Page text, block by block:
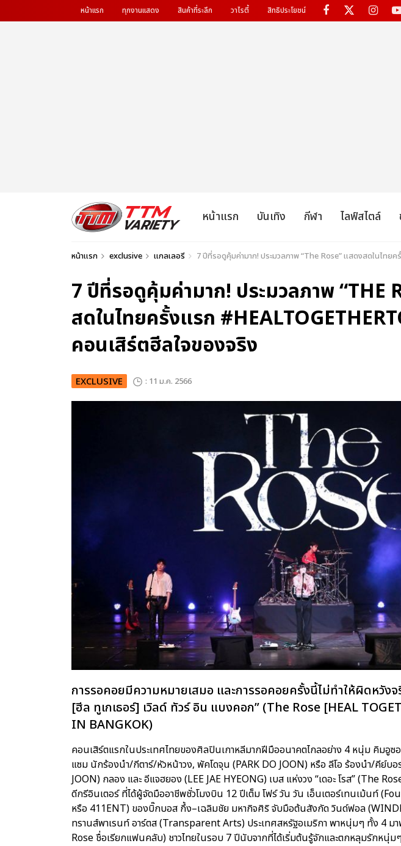
หน้าแรก ทุกงานแสดง สินค้าที่ระลึก วาไรตี้ สิทธิประโยชน์
หน้าแรก บันเทิง กีฬา ไลฟ์สไตล์
หน้าแรก exclusive แกลเลอรี 7 ปีที่รอดูคุ้มค่ามาก! ประมวลภาพ “The Rose” แสดงสดในไท
7 ปีที่รอดูคุ้มค่ามาก! ประมวลภาพ “THE
สดในไทยครั้งแรก
คอนเสิร์ตฮีลใจของจริง
EXCLUSIVE : 11 ม.ค. 2566
การรอคอยมีความหมายเสมอ และการรอคอยครั้งนี้ไม่ทำให้ผิดหวังจ
[ฮีล ทูเกเธอร์] เวิลด์ ทัวร์ อิน แบงคอก” (The Rose [HEAL
IN BANGKOK)
คอนเสิร์ตแรกในประเทศไทยของศิลปินเกาหลีมากฝีมืออนาคตไกลอย่าง 4 หนุ่ม คิมอูซ
แซม นักร้องนำ/กีตาร์/หัวหน้าวง, พัคโดจุน (PARK DO JOON) หรือ ลีโอ ร้องนำ/คีย์บ
JOON) กลอง และ อีแจฮยอง (LEE JAE HYEONG) เบส แห่งวง “เดอะ โรส” (The
ดีกรีอินเตอร์ ที่ได้ผู้จัดมืออาชีพชั่วโมงบิน 12 ปีเต็ม โฟร์ วัน วัน เอ็นเตอร์เทนเม้นท์
หรือ 411ENT) ของบิ๊กบอส กึ้ง–เฉลิมชัย มหากิจศิริ จับมือต้นสังกัด วินด์ฟอล
ทรานส์พาเรนท์ อาร์ตส (Transparent Arts) ประเทศสหรัฐอเมริกา พาหนุ่มๆ ทั้ง 4 ม
Rose ชื่อเรียกแฟนคลับ) ชาวไทยในรอบ 7 ปีนับจากที่ได้เริ่มต้นรู้จักและตกหลุมรักหนุ่ม